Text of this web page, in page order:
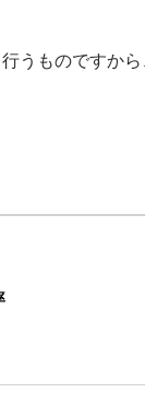
うものですか